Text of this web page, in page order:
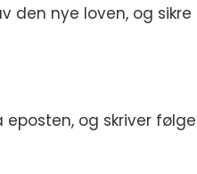
den nye loven, og
og skriver